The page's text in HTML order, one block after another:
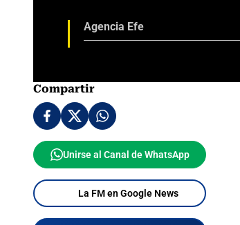
Agencia Efe
Compartir
Unirse al Canal de WhatsApp
La FM en Google News